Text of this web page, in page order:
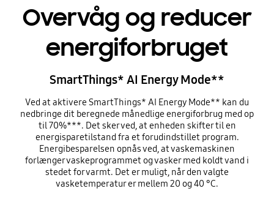
Overvåg og reducer
energiforbruget
SmartThings* AI Energy Mode**
Ved at aktivere SmartThings* AI Energy Mode** kan du
nedbringe dit beregnede månedlige energiforbrug med op
til 70%***. Det sker ved, at enheden skifter til en
energisparetilstand fra et forudindstillet program.
Energibesparelsen opnås ved, at vaskemaskinen
forlænger vaskeprogrammet og vasker med koldt vand i
stedet for varmt. Det er muligt, når den valgte
vasketemperatur er mellem 20 og 40 °C.